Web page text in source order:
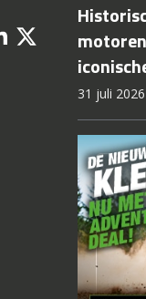
31 juli 2026